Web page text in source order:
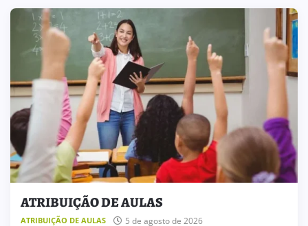
ATRIBUIÇÃO DE AULAS
ATRIBUIÇÃO DE AULAS 5 de agosto de 2026